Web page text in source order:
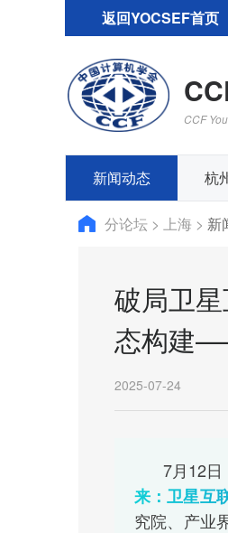
返回YOCSEF首页
CCF
新闻动态 杭
分论坛 > 上海 > 新
破局卫
态构建
2025-07-24
7月12日
来：卫星互
究院、产业